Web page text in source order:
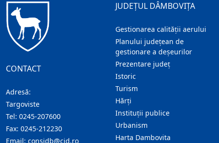
CONTACT
Adresă:
Targoviste
Tel: 0245-207600
Fax: 0245-212230
Email: consjdb@cjd.ro
JUDEȚUL DÂMBOVIȚA
Gestionarea calității aerului
Planului județean de
gestionare a deșeurilor
Prezentare judeţ
Istoric
Turism
Hărţi
Instituţii publice
Urbanism
Harta Dambovita